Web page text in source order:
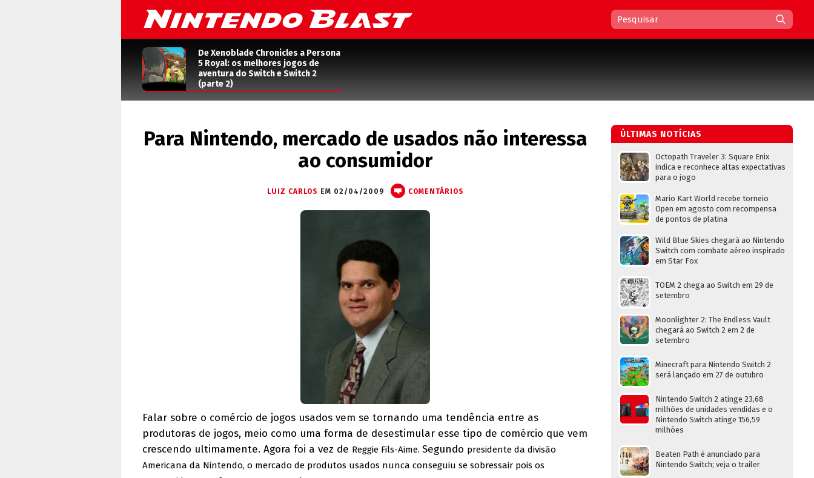
De Xenoblade Chronicles a Persona
5 Royal: os melhores jogos de
aventura do Switch e Switch 2
(parte 2)
Para Nintendo, mercado de usados não interessa
ao consumidor
LUIZ CARLOS EM 02/04/2009 COMENTÁRIOS
Falar sobre o comércio de jogos usados vem se tornando uma tendência entre as
produtoras de jogos, meio como uma forma de desestimular esse tipo de comércio que vem
crescendo ultimamente. Agora foi a vez de Reggie Fils-Aime. Segundo presidente da divisão
Americana da Nintendo, o mercado de produtos usados nunca conseguiu se sobressair pois os
ÚLTIMAS NOTÍCIAS
Octopath Traveler 3: Square Enix
indica e reconhece altas expectativas
para o jogo
Mario Kart World recebe torneio
Open em agosto com recompensa
de pontos de platina
Wild Blue Skies chegará ao Nintendo
Switch com combate aéreo inspirado
em Star Fox
TOEM 2 chega ao Switch em 29 de
setembro
Moonlighter 2: The Endless Vault
chegará ao Switch 2 em 2 de
setembro
Minecraft para Nintendo Switch 2
será lançado em 27 de outubro
Nintendo Switch 2 atinge 23,68
milhões de unidades vendidas e o
Nintendo Switch atinge 156,59
milhões
Beaten Path é anunciado para
Nintendo Switch; veja o trailer